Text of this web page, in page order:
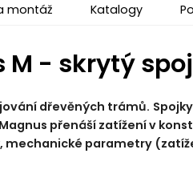
montáž Katalogy
M - skrytý
dřevěných trámů.
přenáší zatížení v
mechanické parametry